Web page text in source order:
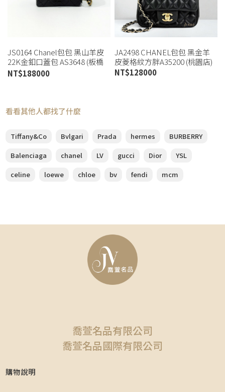
JS0164 Chanel包包 黑山羊皮
22K金釦口蓋包 AS3648 (板橋
店)
NT$188000
JA2498 CHANEL包包 黑金羊
皮菱格紋方胖A35200 (桃園店)
NT$128000
看看其他人都找了什麼
Tiffany&Co Bvlgari Prada hermes
BURBERRY
Balenciaga
chanel LV gucci Dior
YSL
celine
loewe chloe bv fendi mcm
喬萱名品有限公司
喬萱名品國際有限公司
購物說明